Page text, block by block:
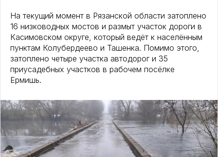
На текущий момент в Рязанской области затоплено
16 низководных мостов и размыт участок дороги в
Касимовском округе, который ведёт к населённым
пунктам Колубердеево и Ташенка. Помимо этого,
затоплено четыре участка автодорог и 35
приусадебных участков в рабочем посёлке
Ермишь.